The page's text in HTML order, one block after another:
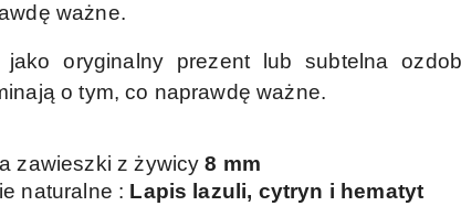
ważne.
jako oryginalny prezent lub subtelna
o tym, co naprawdę ważne.
zawieszki z żywicy8 mm
naturalne : Lapis lazuli, cytryn i hematyt